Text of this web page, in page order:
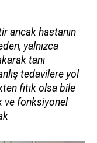
ancak hastanın
yalnızca
tanı
tedavilere yol
fıtık olsa bile
ve fonksiyonel